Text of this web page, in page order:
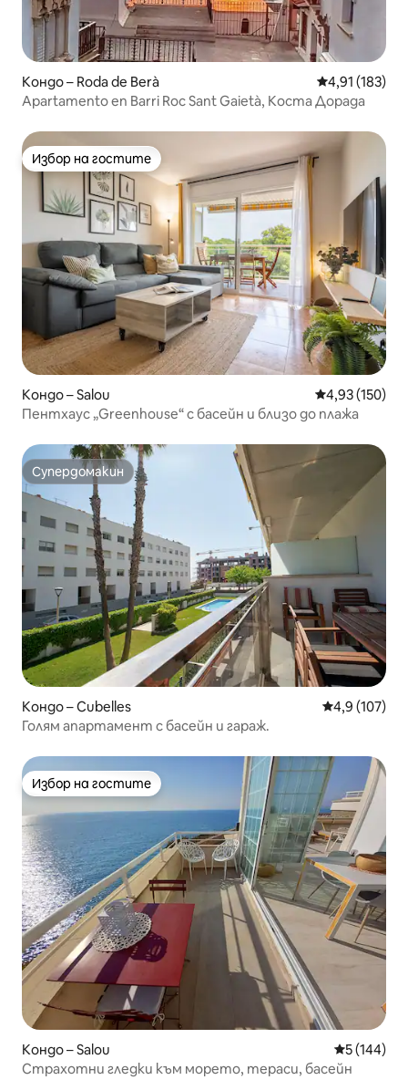
Кондо – Roda de Berà Средна
4,91 (183)
Apartamento en Barri Roc Sant Gaietà, Коста Дорада
Избор на гостите
Избор на гостите
Кондо – Salou Средна
4,93 (150)
Пентхаус „Greenhouse“ с басейн и близо до плажа
Супердомакин
Супердомакин
Кондо – Cubelles Средна
4,9 (107)
Голям апартамент с басейн и гараж.
Избор на гостите
Избор на гостите
Кондо – Salou Средна
5 (144)
Страхотни гледки към морето, тераси, басейн